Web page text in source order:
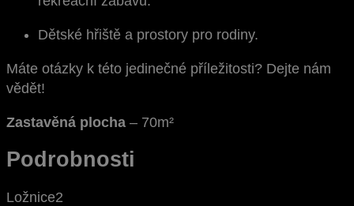
Dětské hřiště a prostory pro rodiny.
Máte otázky k této jedinečné příležitosti? Dejte nám
vědět!
Zastavěná plocha – 70m²
Podrobnosti
Ložnice2